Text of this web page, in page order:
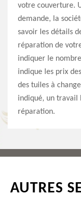
votre couverture.
demande, la
savoir les détails
réparation de
indiquer le
indique les prix
des tuiles à
indiqué, un travail
réparation.
AUTRES